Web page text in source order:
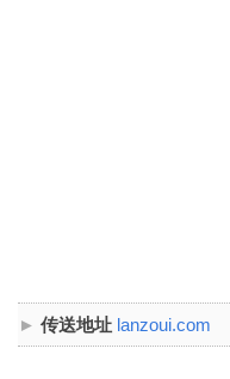
传送地址 lanzoui.com